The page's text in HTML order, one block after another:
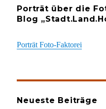
Porträt über die
Blog
Porträt Foto-Faktorei
Neueste Beiträge